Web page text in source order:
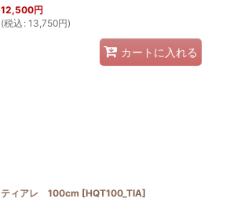
12,500円
(税込 : 13,750円)
カートに入れる
ティアレ 100cm [HQT100_TIA]